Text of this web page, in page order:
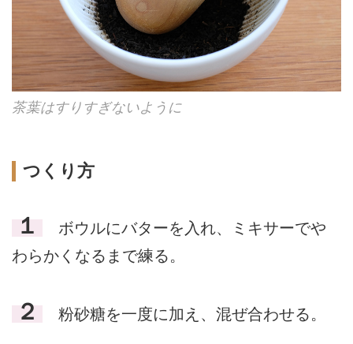
茶葉はすりすぎないように
つくり方
１
ボウルにバターを入れ、ミキサーでや
わらかくなるまで練る。
２ 粉砂糖を一度に加え、混ぜ合わせる。